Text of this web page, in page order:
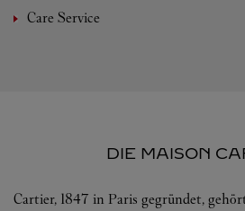
Care Service
DIE MAISON
Cartier, 1847 in Paris gegründet,